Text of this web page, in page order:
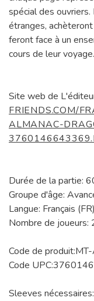
spécial des
étranges,
feront face à un
cours de leur voyage.
Site web de
FRIENDS.COM/
ALMANAC-
Durée de la partie:
Groupe d'âge:
Langue: Français (FR)
Nombre de joueurs:
Code de
Code
Sleeves nécessaires: